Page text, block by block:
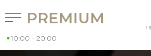
PREMIUM
10:00 - 20:00